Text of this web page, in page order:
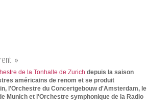
»
de la Tonhalle de Zurich depuis la saison
américains de renom et se produit
l'Orchestre du Concertgebouw d'Amsterdam, le
Munich et l'Orchestre symphonique de la Radio